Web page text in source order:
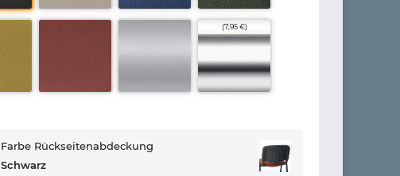
(7,95 €)
Farbe Rückseitenabdeckung
Schwarz